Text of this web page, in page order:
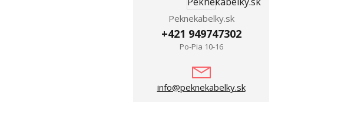
Peknekabelky.sk
+421 949747302
Po-Pia 10-16
info@peknekabelky.sk